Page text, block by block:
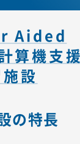
Aided
機支援
設
の特長